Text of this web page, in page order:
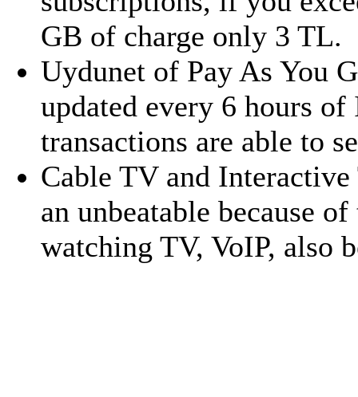
GB of charge only 3 TL.
Uydunet of Pay As You
updated every 6 hours
transactions are able to
Cable TV and
an unbeatable because
watching TV, VoIP, also